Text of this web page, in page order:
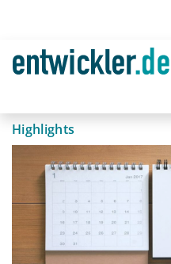
Highlights